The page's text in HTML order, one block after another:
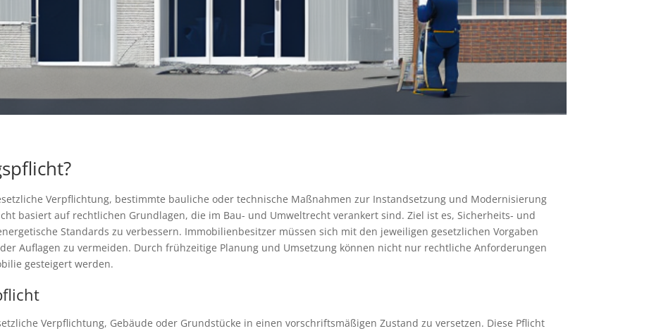
Verpflichtung, bestimmte bauliche oder technische Maßnahmen zur Instandsetzung und Modernisierung
basiert auf rechtlichen Grundlagen, die im Bau- und Umweltrecht verankert sind. Ziel ist es, Sicherheits- und
Standards zu verbessern. Immobilienbesitzer müssen sich mit den jeweiligen gesetzlichen Vorgaben
Auflagen zu vermeiden. Durch frühzeitige Planung und Umsetzung können nicht nur rechtliche Anforderungen
gesteigert werden.
Verpflichtung, Gebäude oder Grundstücke in einen vorschriftsmäßigen Zustand zu versetzen. Diese Pflicht